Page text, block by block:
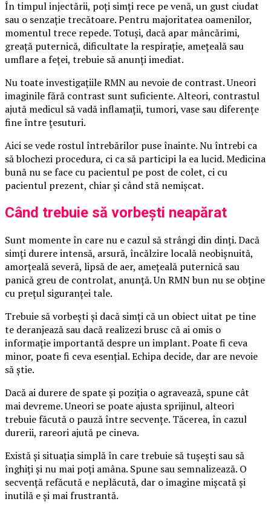
În timpul injectării, poți simți rece pe venă, un gust ciudat
sau o senzație trecătoare. Pentru majoritatea oamenilor,
momentul trece repede. Totuși, dacă apar mâncărimi,
greață puternică, dificultate la respirație, amețeală sau
umflare a feței, trebuie să anunți imediat.
Nu toate investigațiile RMN au nevoie de contrast. Uneori
imaginile fără contrast sunt suficiente. Alteori, contrastul
ajută medicul să vadă inflamații, tumori, vase sau diferențe
fine între țesuturi.
Aici se vede rostul întrebărilor puse înainte. Nu întrebi ca
să blochezi procedura, ci ca să participi la ea lucid. Medicina
bună nu se face cu pacientul pe post de colet, ci cu
pacientul prezent, chiar și când stă nemișcat.
Când trebuie să vorbești neapărat
Sunt momente în care nu e cazul să strângi din dinți. Dacă
simți durere intensă, arsură, încălzire locală neobișnuită,
amorțeală severă, lipsă de aer, amețeală puternică sau
panică greu de controlat, anunță. Un RMN bun nu se obține
cu prețul siguranței tale.
Trebuie să vorbești și dacă simți că un obiect uitat pe tine
te deranjează sau dacă realizezi brusc că ai omis o
informație importantă despre un implant. Poate fi ceva
minor, poate fi ceva esențial. Echipa decide, dar are nevoie
să știe.
Dacă ai durere de spate și poziția o agravează, spune cât
mai devreme. Uneori se poate ajusta sprijinul, alteori
trebuie făcută o pauză între secvențe. Tăcerea, în cazul
durerii, rareori ajută pe cineva.
Există și situația simplă în care trebuie să tușești sau să
înghiți și nu mai poți amâna. Spune sau semnalizează. O
secvență refăcută e neplăcută, dar o imagine mișcată și
inutilă e și mai frustrantă.